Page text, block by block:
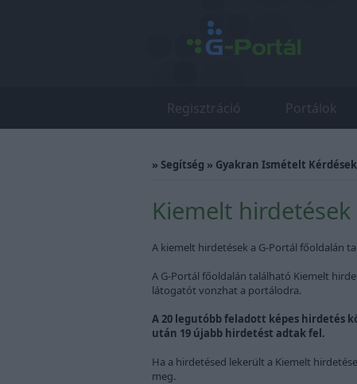
Regisztráció Portálok
» Segítség » Gyakran Ismételt Kérdések
Kiemelt
A kiemelt hirdetések a G-Portál főoldalán
A G-Portál főoldalán található Kiemelt
látogatót vonzhat a portálodra.
A 20 legutóbb feladott képes hirdetés
után 19 újabb hirdetést adtak fel.
Ha a hirdetésed lekerült a Kiemelt
meg.